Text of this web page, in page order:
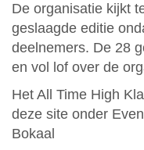
De organisatie kijkt
geslaagde editie
deelnemers. De 28
en vol lof over de
Het All Time High
deze site onder
Bokaal